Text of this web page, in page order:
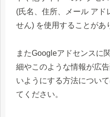
(氏名、住所、メール アド
せん) を使用することがあ
またGoogleアドセンスに
細やこのような情報が広
いようにする方法について
てください。